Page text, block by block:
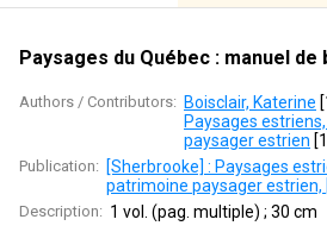
de
bonnes
pratiques
Paysages du Québec : manuel
Authors / Contributors: Boisclair, Katerine [
Paysages
paysager estrien [1
Publication: [Sherbrooke] : Paysages
patrimoine paysager estrien,
Description: 1 vol. (pag. multiple) ; 30 cm